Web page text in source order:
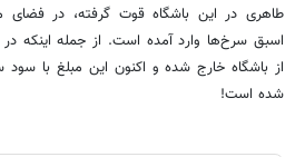
طاهری در این باشگاه قوت گرفته، در فضای
از باشگاه خارج شده و اکنون این مبلغ با سود
شده است!